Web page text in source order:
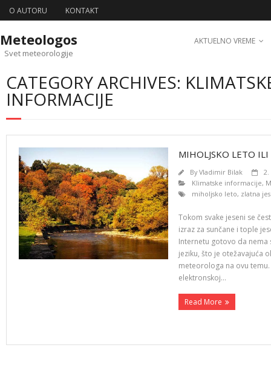
O AUTORU KONTAKT
Meteologos
Svet meteorologije
AKTUELNO VREME
CATEGORY ARCHIVES:
INFORMACIJE
MIHOLJSKO LETO ILI
ByVladimir Bilak
2.
Klimatske informacije,
miholjsko leto, zlatna
Tokom svake jeseni se
izraz za sunčane i tople
Internetu gotovo da
jeziku, što je otežavajuća
meteorologa na ovu
elektronskoj…
Read More